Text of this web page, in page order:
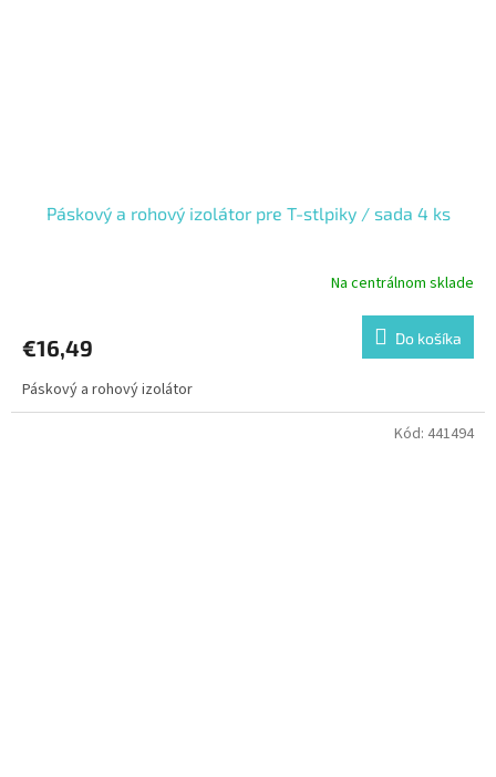
Páskový a rohový izolátor pre T-stlpiky / sada 4 ks
Na centrálnom sklade
€16,49 Do košíka
Páskový a rohový izolátor
Kód: 441494